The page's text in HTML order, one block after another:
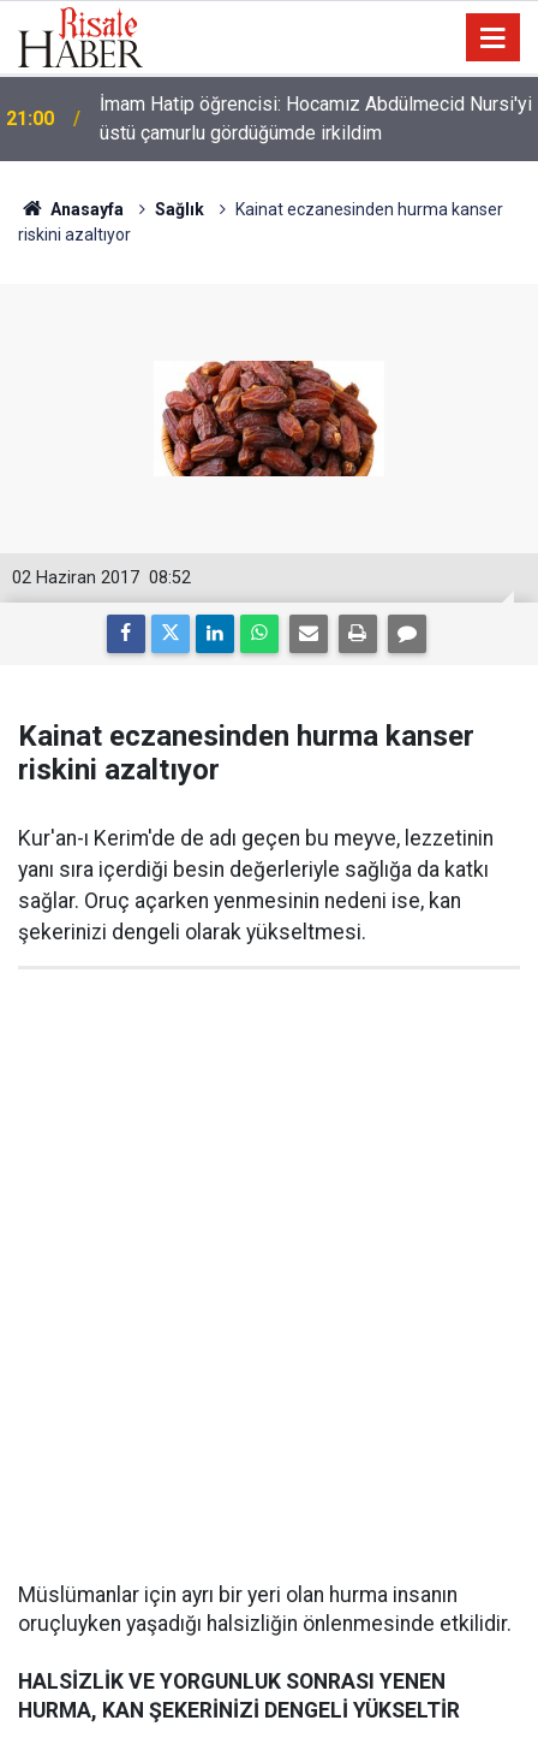
20:00
Filistin Konvoyu'na katılan Fransız aktivist
Müslüman oldu
Anasayfa Sağlık
Kainat eczanesinden hurma kanser
riskini azaltıyor
08:52
02 Haziran 2017
Kainat eczanesinden hurma kanser
riskini azaltıyor
Kur'an-ı Kerim'de de adı geçen bu meyve, lezzetinin
yanı sıra içerdiği besin değerleriyle sağlığa da katkı
sağlar. Oruç açarken yenmesinin nedeni ise, kan
şekerinizi dengeli olarak yükseltmesi.
Müslümanlar için ayrı bir yeri olan hurma insanın
oruçluyken yaşadığı halsizliğin önlenmesinde etkilidir.
HALSİZLİK VE YORGUNLUK SONRASI YENEN
HURMA, KAN ŞEKERİNİZİ DENGELİ YÜKSELTİR